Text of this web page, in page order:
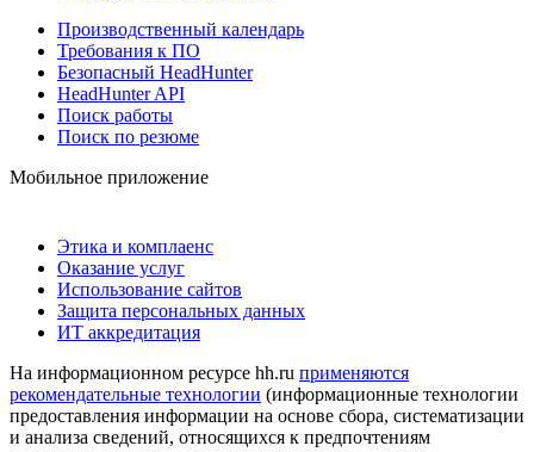
Производственный календарь
Требования к ПО
Безопасный HeadHunter
HeadHunter API
Поиск работы
Поиск по резюме
Мобильное приложение
Этика и комплаенс
Оказание услуг
Использование сайтов
Защита персональных данных
ИТ аккредитация
На информационном ресурсе hh.ru применяются
рекомендательные технологии (информационные технологии
предоставления информации на основе сбора, систематизации
и анализа сведений, относящихся к предпочтениям